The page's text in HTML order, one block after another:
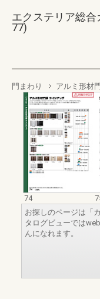
エクステリア総
77)
門まわり アルミ形材
74
お探しのページは「
タログビューでは
んになれます。